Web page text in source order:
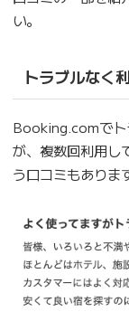
い。
トラブルなく
Booking.comでト
が、複数回利用し
う口コミもありま